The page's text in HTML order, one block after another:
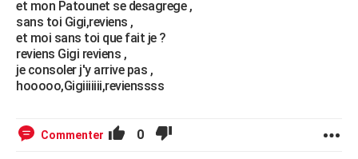
et mon Patounet se desagrege ,
sans toi Gigi,reviens ,
et moi sans toi que fait je ?
reviens Gigi reviens ,
je consoler j'y arrive pas ,
hooooo,Gigiiiiiii,revienssss
Commenter 0